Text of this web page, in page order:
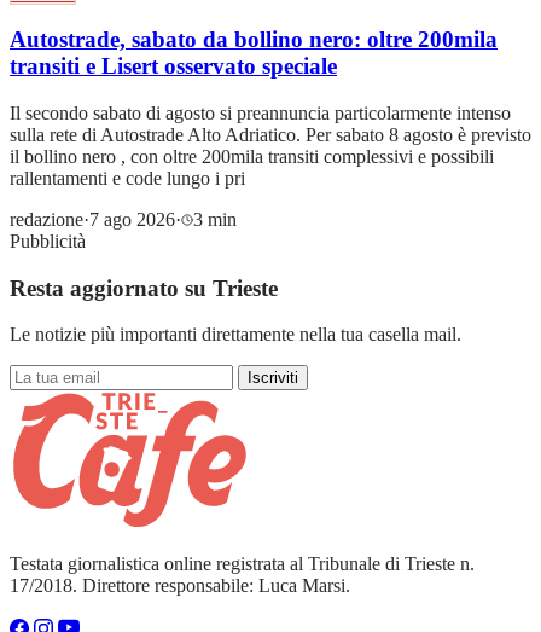
Autostrade, sabato da bollino nero: oltre 200mila
transiti e Lisert osservato speciale
Il secondo sabato di agosto si preannuncia particolarmente intenso
sulla rete di Autostrade Alto Adriatico. Per sabato 8 agosto è previsto
il bollino nero , con oltre 200mila transiti complessivi e possibili
rallentamenti e code lungo i pri
redazione·7 ago 2026·
3 min
Pubblicità
Resta aggiornato su Trieste
Le notizie più importanti direttamente nella tua casella mail.
Iscriviti
Testata giornalistica online registrata al Tribunale di Trieste n.
17/2018. Direttore responsabile: Luca Marsi.